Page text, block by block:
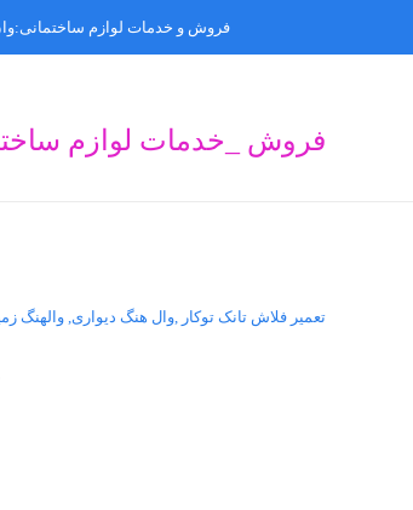
فروش _خدمات لوازم
تعمیر فلاش تانک توکار ,وال هنگ دیواری, والهنگ
فروش و خدمات لوازم